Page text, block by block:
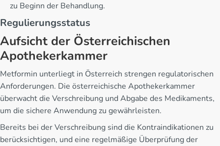
zu Beginn der Behandlung.
Regulierungsstatus
Aufsicht der Österreichischen
Apothekerkammer
Metformin unterliegt in Österreich strengen regulatorischen
Anforderungen. Die österreichische Apothekerkammer
überwacht die Verschreibung und Abgabe des Medikaments,
um die sichere Anwendung zu gewährleisten.
Bereits bei der Verschreibung sind die Kontraindikationen zu
berücksichtigen, und eine regelmäßige Überprüfung der